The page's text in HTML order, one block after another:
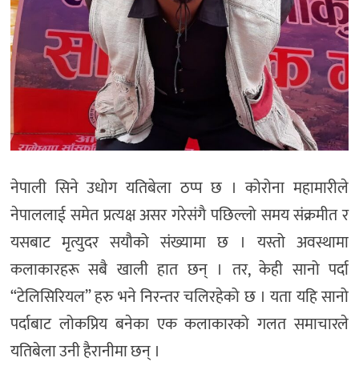
नेपाली सिने उधोग यतिबेला ठप्प छ । कोरोना महामारीले
नेपाललाई समेत प्रत्यक्ष असर गरेसंगै पछिल्लो समय संक्रमीत र
यसबाट मृत्युदर सयौको संख्यामा छ । यस्तो अवस्थामा
कलाकारहरू सबै खाली हात छन् । तर, केही सानो पर्दा
“टेलिसिरियल” हरु भने निरन्तर चलिरहेको छ । यता यहि सानो
पर्दाबाट लोकप्रिय बनेका एक कलाकारको गलत समाचारले
यतिबेला उनी हैरानीमा छन् ।